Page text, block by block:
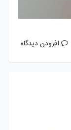
افزودن دیدگاه